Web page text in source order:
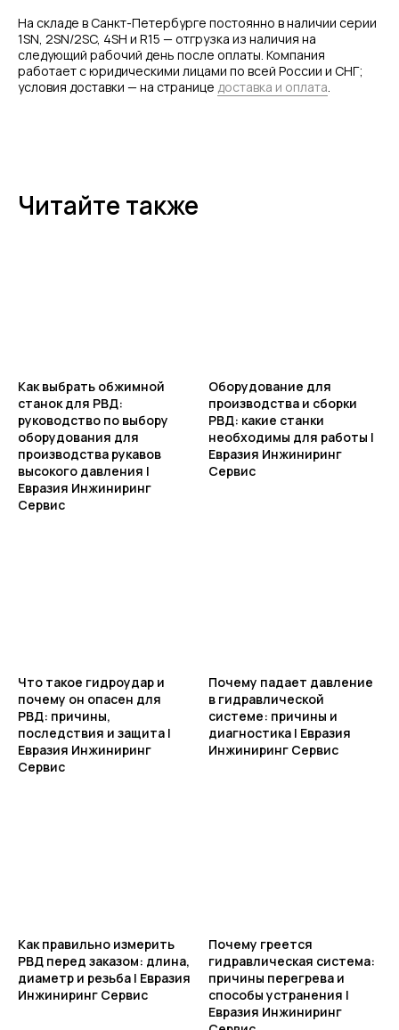
На складе в Санкт-Петербурге постоянно в наличии серии
1SN, 2SN/2SC, 4SH и R15 — отгрузка из наличия на
следующий рабочий день после оплаты. Компания
работает с юридическими лицами по всей России и СНГ;
условия доставки — на странице доставка и оплата.
Читайте также
Как выбрать обжимной
станок для РВД:
руководство по выбору
оборудования для
производства рукавов
высокого давления |
Евразия Инжиниринг
Сервис
Оборудование для
производства и сборки
РВД: какие станки
необходимы для работы |
Евразия Инжиниринг
Сервис
Что такое гидроудар и
почему он опасен для
РВД: причины,
последствия и защита |
Евразия Инжиниринг
Сервис
Почему падает давление
в гидравлической
системе: причины и
диагностика | Евразия
Инжиниринг Сервис
Как правильно измерить
РВД перед заказом: длина,
диаметр и резьба | Евразия
Инжиниринг Сервис
Почему греется
гидравлическая система:
причины перегрева и
способы устранения |
Евразия Инжиниринг
ОБРАТНАЯ СВЯЗЬ